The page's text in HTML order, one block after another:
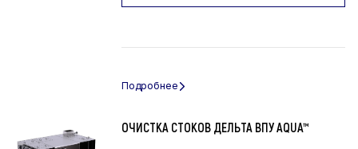
ОЧИСТКА СТОКОВ ДЕЛЬТА ВПУ AQUA™